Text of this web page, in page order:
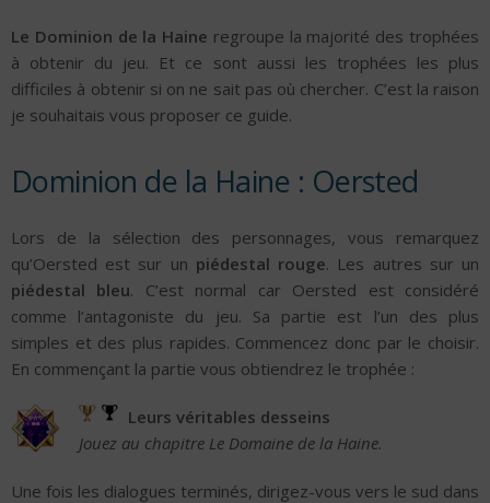
Le Dominion de la Haine regroupe la majorité des trophées
à obtenir du jeu. Et ce sont aussi les trophées les plus
difficiles à obtenir si on ne sait pas où chercher. C’est la raison
je souhaitais vous proposer ce guide.
Dominion de la Haine : Oersted
Lors de la sélection des personnages, vous remarquez
qu’Oersted est sur un piédestal rouge. Les autres sur un
piédestal bleu. C’est normal car Oersted est considéré
comme l’antagoniste du jeu. Sa partie est l’un des plus
simples et des plus rapides. Commencez donc par le choisir.
En commençant la partie vous obtiendrez le trophée :
Leurs véritables desseins
Jouez au chapitre Le Domaine de la Haine.
Une fois les dialogues terminés, dirigez-vous vers le sud dans